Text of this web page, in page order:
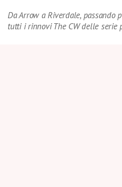
Da Arrow a Riverdale, passando
tutti i rinnovi The CW delle